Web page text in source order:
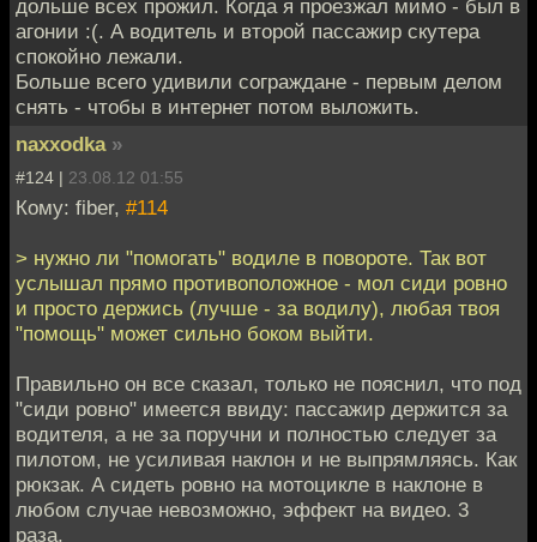
дольше всех прожил. Когда я проезжал мимо - был в
агонии :(. А водитель и второй пассажир скутера
спокойно лежали.
Больше всего удивили сограждане - первым делом
снять - чтобы в интернет потом выложить.
naxxodka »
#124 | 23.08.12 01:55
Кому: fiber, #114
> нужно ли "помогать" водиле в повороте. Так вот
услышал прямо противоположное - мол сиди ровно
и просто держись (лучше - за водилу), любая твоя
"помощь" может сильно боком выйти.
Правильно он все сказал, только не пояснил, что под
"сиди ровно" имеется ввиду: пассажир держится за
водителя, а не за поручни и полностью следует за
пилотом, не усиливая наклон и не выпрямляясь. Как
рюкзак. А сидеть ровно на мотоцикле в наклоне в
любом случае невозможно, эффект на видео. 3
раза.